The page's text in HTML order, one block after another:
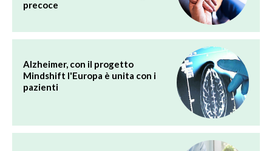
precoce
Alzheimer, con il progetto
Mindshift l'Europa è unita con i
pazienti